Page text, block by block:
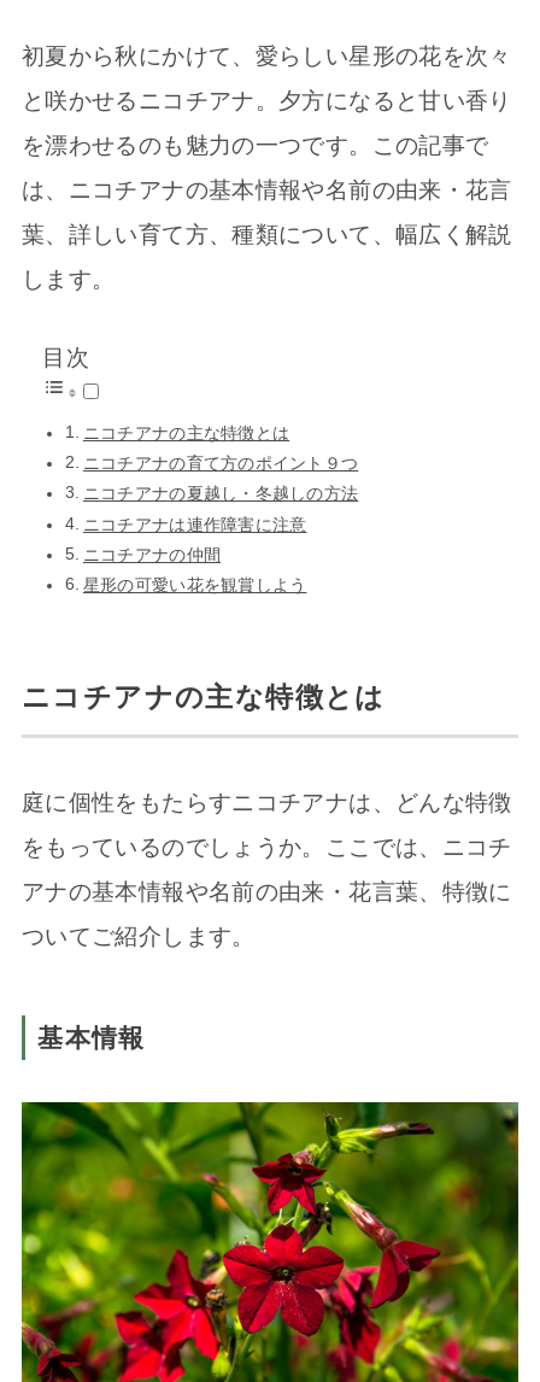
初夏から秋にかけて、愛らしい星形の花を次々
と咲かせるニコチアナ。夕方になると甘い香り
を漂わせるのも魅力の一つです。この記事で
は、ニコチアナの基本情報や名前の由来・花言
葉、詳しい育て方、種類について、幅広く解説
します。
目次
ニコチアナの主な特徴とは
ニコチアナの育て方のポイント９つ
ニコチアナの夏越し・冬越しの方法
ニコチアナは連作障害に注意
ニコチアナの仲間
星形の可愛い花を観賞しよう
ニコチアナの主な特徴とは
庭に個性をもたらすニコチアナは、どんな特徴
をもっているのでしょうか。ここでは、ニコチ
アナの基本情報や名前の由来・花言葉、特徴に
ついてご紹介します。
基本情報